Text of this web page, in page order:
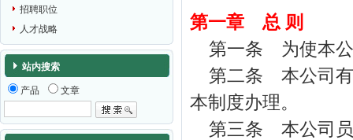
招聘职位
人才战略
站内搜索
产品 文章
第一章 总 则
第一条 为使本公
第二条 本公司有
本制度办理。
第三条 本公司员